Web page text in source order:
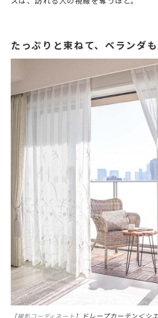
たっぷりと束ねて、ベランダ
【撮影コーディネート】
ドレープカーテン＜シ